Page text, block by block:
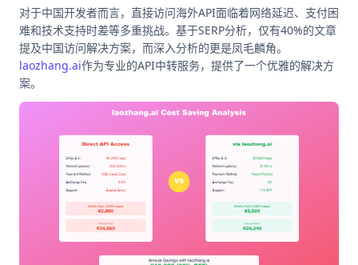
对于中国开发者而言，直接访问海外API面临着网络延迟、支付困
难和技术支持时差等多重挑战。基于SERP分析，仅有40%的文章
提及中国访问解决方案，而深入分析的更是凤毛麟角。
laozhang.ai作为专业的API中转服务，提供了一个优雅的解决方
案。